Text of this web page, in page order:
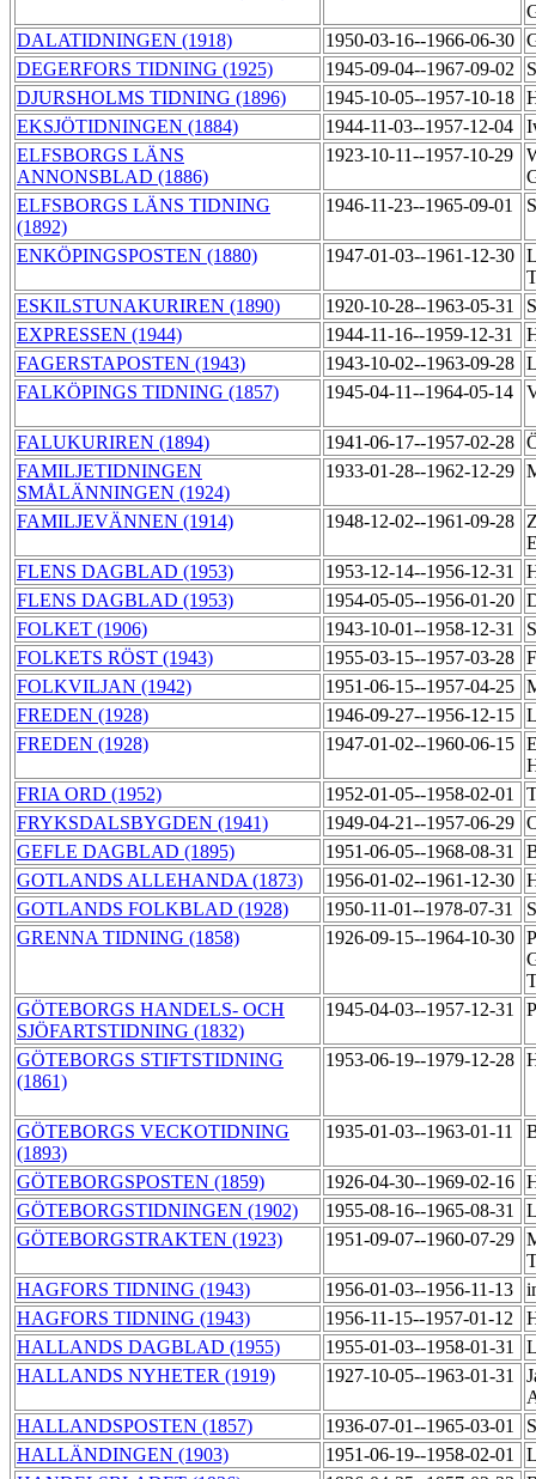
DALATIDNINGEN (1918)
1950-03-16--1966-06-30
DEGERFORS TIDNING (1925)
1945-09-04--1967-09-02
DJURSHOLMS TIDNING (1896)
1945-10-05--1957-10-18
EKSJÖTIDNINGEN (1884)
1944-11-03--1957-12-04
ELFSBORGS LÄNS
ANNONSBLAD (1886)
1923-10-11--1957-10-29
ELFSBORGS LÄNS TIDNING
(1892)
1946-11-23--1965-09-01
ENKÖPINGSPOSTEN (1880) 1947-01-03--1961-12-30
ESKILSTUNAKURIREN (1890)
1920-10-28--1963-05-31
EXPRESSEN (1944)
1944-11-16--1959-12-31
FAGERSTAPOSTEN (1943)
1943-10-02--1963-09-28
FALKÖPINGS TIDNING (1857)
1945-04-11--1964-05-14
FALUKURIREN (1894) 1941-06-17--1957-02-28
FAMILJETIDNINGEN
SMÅLÄNNINGEN (1924)
1933-01-28--1962-12-29
FAMILJEVÄNNEN (1914) 1948-12-02--1961-09-28
FLENS DAGBLAD (1953)
1953-12-14--1956-12-31
FLENS DAGBLAD (1953)
1954-05-05--1956-01-20
FOLKET (1906)
1943-10-01--1958-12-31
FOLKETS RÖST (1943)
1955-03-15--1957-03-28
FOLKVILJAN (1942)
1951-06-15--1957-04-25
FREDEN (1928)
1946-09-27--1956-12-15
FREDEN (1928)
1947-01-02--1960-06-15
FRIA ORD (1952)
1952-01-05--1958-02-01
FRYKSDALSBYGDEN (1941)
1949-04-21--1957-06-29
GEFLE DAGBLAD (1895)
1951-06-05--1968-08-31
GOTLANDS ALLEHANDA (1873)
1956-01-02--1961-12-30
GOTLANDS FOLKBLAD (1928)
1950-11-01--1978-07-31
GRENNA TIDNING (1858)
1926-09-15--1964-10-30
GÖTEBORGS HANDELS- OCH
SJÖFARTSTIDNING (1832)
1945-04-03--1957-12-31
GÖTEBORGS STIFTSTIDNING
(1861)
1953-06-19--1979-12-28
GÖTEBORGS VECKOTIDNING
(1893)
1935-01-03--1963-01-11
GÖTEBORGSPOSTEN (1859) 1926-04-30--1969-02-16
GÖTEBORGSTIDNINGEN (1902)
1955-08-16--1965-08-31
GÖTEBORGSTRAKTEN (1923)
1951-09-07--1960-07-29
HAGFORS TIDNING (1943)
1956-01-03--1956-11-13
HAGFORS TIDNING (1943)
1956-11-15--1957-01-12
HALLANDS DAGBLAD (1955)
1955-01-03--1958-01-31
HALLANDS NYHETER (1919)
1927-10-05--1963-01-31
HALLANDSPOSTEN (1857)
1936-07-01--1965-03-01
HALLÄNDINGEN (1903)
1951-06-19--1958-02-01